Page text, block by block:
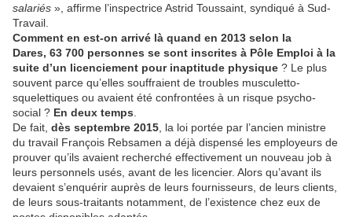
salariés », affirme l’inspectrice Astrid Toussaint, syndiqué à Sud-
Travail.
Comment en est-on arrivé là quand en 2013 selon la
Dares, 63 700 personnes se sont inscrites à Pôle Emploi à la
suite d’un licenciement pour inaptitude physique ? Le plus
souvent parce qu’elles souffraient de troubles musculetto-
squelettiques ou avaient été confrontées à un risque psycho-
social ? En deux temps
De fait, dès septembre 2015 , la loi portée par l’ancien ministre
du travail François Rebsamen a déjà dispensé les employeurs de
prouver qu’ils avaient recherché effectivement un nouveau job à
leurs personnels usés, avant de les licencier. Alors qu’avant ils
devaient s’enquérir auprès de leurs fournisseurs, de leurs clients,
de leurs sous-traitants notamment, de l’existence chez eux de